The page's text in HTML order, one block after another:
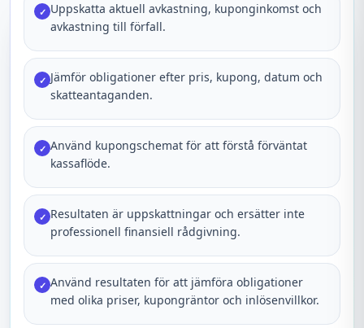
✓ Uppskatta aktuell avkastning, kuponginkomst och
avkastning till förfall.
✓ Jämför obligationer efter pris, kupong, datum och
skatteantaganden.
✓ Använd kupongschemat för att förstå förväntat
kassaflöde.
✓ Resultaten är uppskattningar och ersätter inte
professionell finansiell rådgivning.
✓ Använd resultaten för att jämföra obligationer
med olika priser, kupongräntor och inlösenvillkor.